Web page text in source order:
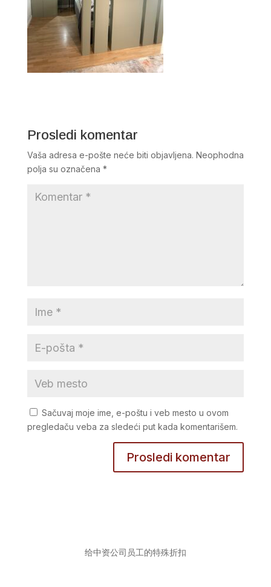
Prosledi komentar
Vaša adresa e-pošte neće biti objavljena. Neophodna
polja su označena *
Sačuvaj moje ime, e-poštu i veb mesto u ovom
pregledaču veba za sledeći put kada komentarišem.
给中资公司员工的特殊折扣